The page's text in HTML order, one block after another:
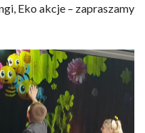
Eko akcje – zapraszamy